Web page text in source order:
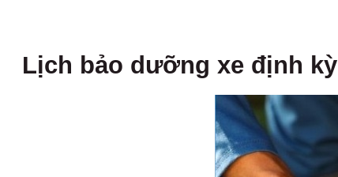
Lịch bảo dưỡng xe định